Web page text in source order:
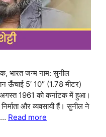
भारत जन्म नाम: सुनील
ऊँचाई 5′ 10″ (1.78 मीटर)
अगस्त 1961 को कर्नाटक में हुआ।
और व्यवसायी हैं। सुनील ने
… Read more